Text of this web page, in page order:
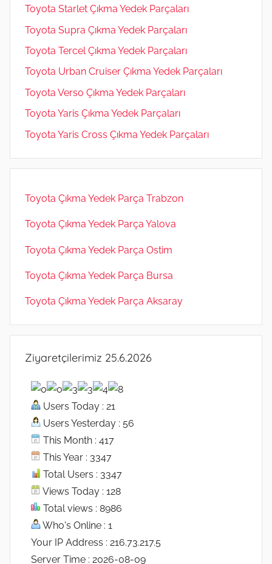
Toyota Starlet Çıkma Yedek Parçaları
Toyota Supra Çıkma Yedek Parçaları
Toyota Tercel Çıkma Yedek Parçaları
Toyota Urban Cruiser Çıkma Yedek Parçaları
Toyota Verso Çıkma Yedek Parçaları
Toyota Yaris Çıkma Yedek Parçaları
Toyota Yaris Cross Çıkma Yedek Parçaları
Toyota Çıkma Yedek Parça Trabzon
Toyota Çıkma Yedek Parça Yalova
Toyota Çıkma Yedek Parça Ostim
Toyota Çıkma Yedek Parça Bursa
Toyota Çıkma Yedek Parça Aksaray
Ziyaretçilerimiz 25.6.2026
Users Today : 21
Users Yesterday : 56
This Month : 417
This Year : 3347
Total Users : 3347
Views Today : 128
Total views : 8986
Who's Online : 1
Your IP Address : 216.73.217.5
Server Time : 2026-08-09